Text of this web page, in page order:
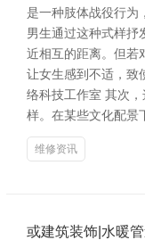
是一种肢体战役行为
男生通过这种式样抒
近相互的距离。但若
让女生感到不适，致
络科技工作室 其次
样。在某些文化配景
维修资讯
或建筑装饰|水暖